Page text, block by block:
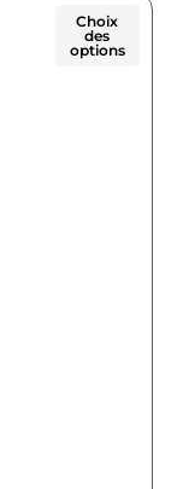
Choix
des
options